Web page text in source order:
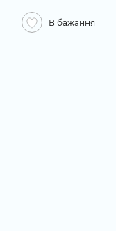
В бажання